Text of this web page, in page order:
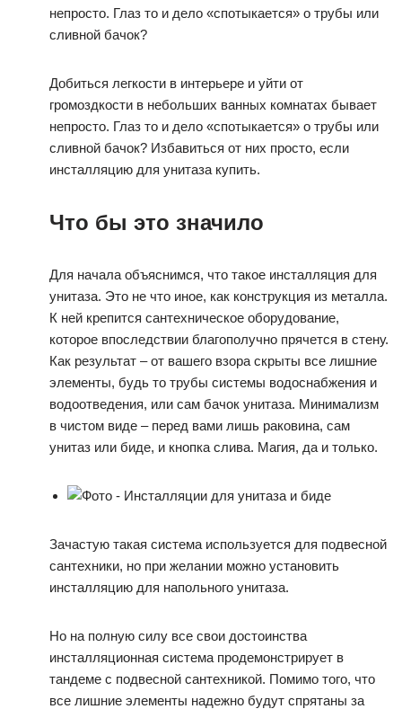
непросто. Глаз то и дело «спотыкается» о трубы или
сливной бачок?
Добиться легкости в интерьере и уйти от
громоздкости в небольших ванных комнатах бывает
непросто. Глаз то и дело «спотыкается» о трубы или
сливной бачок? Избавиться от них просто, если
инсталляцию для унитаза купить.
Что бы это значило
Для начала объяснимся, что такое инсталляция для
унитаза. Это не что иное, как конструкция из металла.
К ней крепится сантехническое оборудование,
которое впоследствии благополучно прячется в стену.
Как результат – от вашего взора скрыты все лишние
элементы, будь то трубы системы водоснабжения и
водоотведения, или сам бачок унитаза. Минимализм
в чистом виде – перед вами лишь раковина, сам
унитаз или биде, и кнопка слива. Магия, да и только.
Зачастую такая система используется для подвесной
сантехники, но при желании можно установить
инсталляцию для напольного унитаза.
Но на полную силу все свои достоинства
инсталляционная система продемонстрирует в
тандеме с подвесной сантехникой. Помимо того, что
все лишние элементы надежно будут спрятаны за